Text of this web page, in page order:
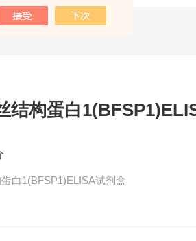
结构蛋白
白1(BFSP1)ELISA试剂盒